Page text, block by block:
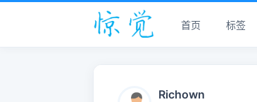
首页 标签
Richown